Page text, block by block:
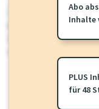
wirtschaft.at PLUS
Für dieses Profil gibt
Sie momentan nicht
oder loggen Sie sich
Abo
Inhalte
PLUS
für 48